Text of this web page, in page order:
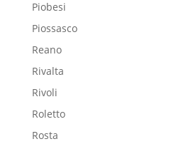
Piobesi
Piossasco
Reano
Rivalta
Rivoli
Roletto
Rosta